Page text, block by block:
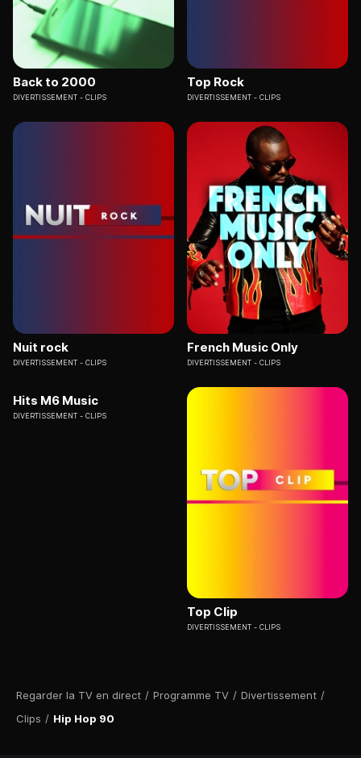
Regarder la TV en direct / Programme TV / Divertissement /
Clips / Hip Hop 90
Back to 2000
DIVERTISSEMENT CLIPS
Top Rock
DIVERTISSEMENT CLIPS
Nuit rock
DIVERTISSEMENT CLIPS
French Music Only
DIVERTISSEMENT CLIPS
Hits M6 Music
DIVERTISSEMENT CLIPS
Top Clip
DIVERTISSEMENT CLIPS